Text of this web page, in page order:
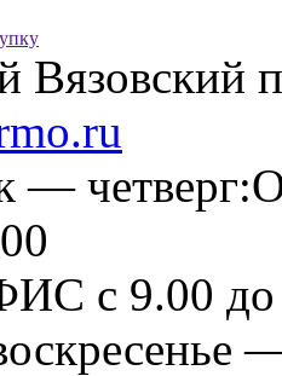
Вязовский
— четверг:
с 9.00 до